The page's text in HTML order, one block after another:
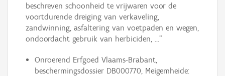
beschreven schoonheid te vrijwaren voor de
voortdurende dreiging van verkaveling,
zandwinning, asfaltering van voetpaden en wegen,
ondoordacht gebruik van herbiciden, ..."
Onroerend Erfgoed Vlaams-Brabant,
beschermingsdossier DB000770, Meigemheide: